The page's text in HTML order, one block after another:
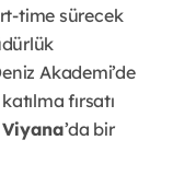
time sürecek
Akademi’de
fırsatı
Viyana’da bir